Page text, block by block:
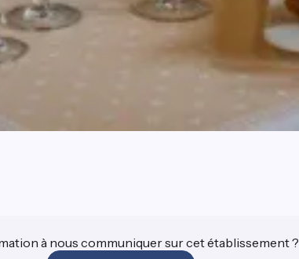
à nous communiquer sur cet établissement ?